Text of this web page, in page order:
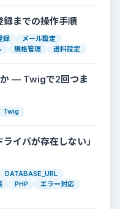
録までの操作手順
録
メール設定
規格管理 送料設定
— Twigで2回つま
Twig
イバが存在しない」
DATABASE_URL
PHP
エラー対応